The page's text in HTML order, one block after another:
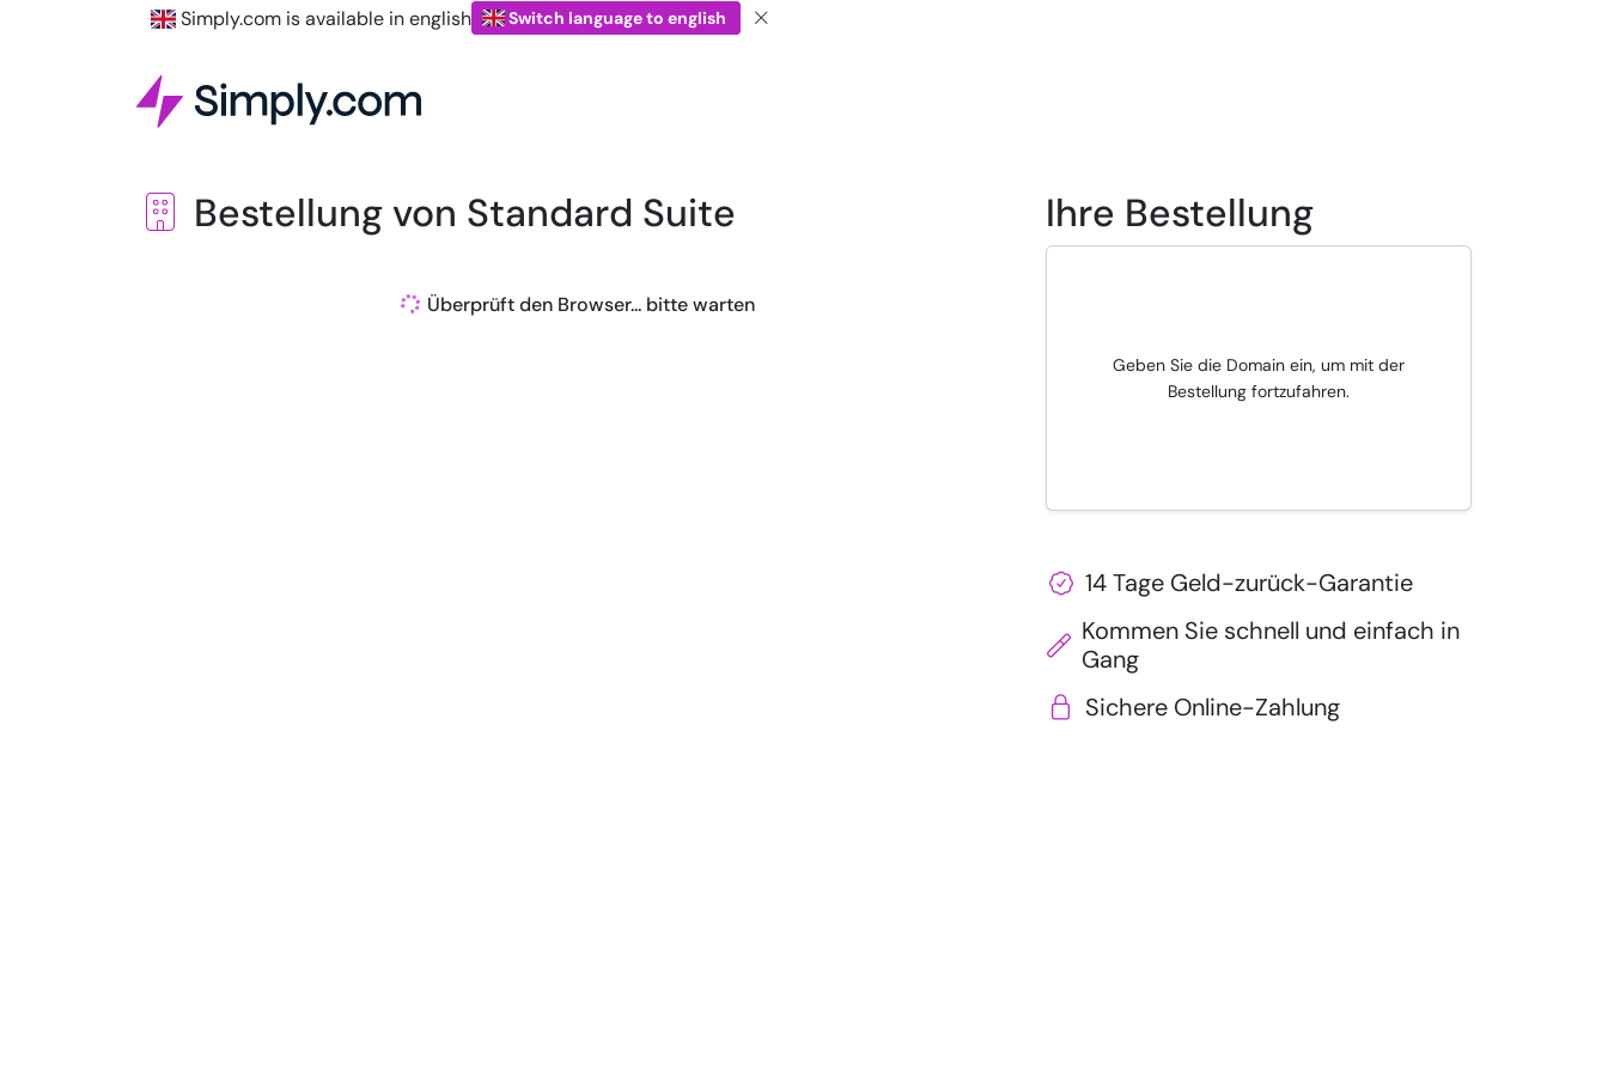
Simply.com is available in english Switch language to english
Bestellung von Standard Suite
Überprüft den Browser... bitte warten
Ihre Bestellung
Geben Sie die Domain ein, um mit der
Bestellung fortzufahren.
14 Tage Geld-zurück-Garantie
Kommen Sie schnell und einfach in
Gang
Sichere Online-Zahlung